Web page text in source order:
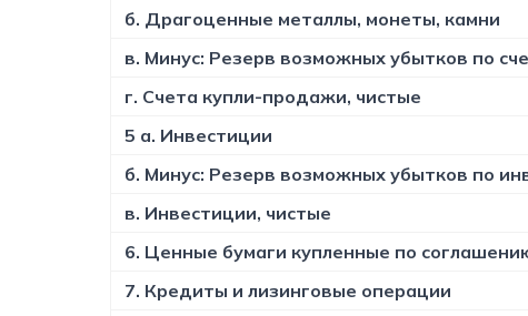
б. Драгоценные металлы, монеты, камни
в. Минус: Резерв возможных убытков по
г. Счета купли-продажи, чистые
5 а. Инвестиции
б. Минус: Резерв возможных убытков по
в. Инвестиции, чистые
6. Ценные бумаги купленные по
7. Кредиты и лизинговые операции